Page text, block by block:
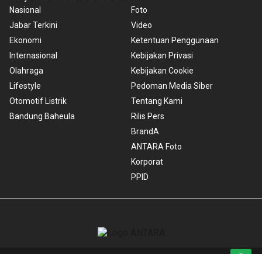
Nasional
Jabar Terkini
Ekonomi
Internasional
Olahraga
Lifestyle
Otomotif Listrik
Bandung Baheula
Foto
Video
Ketentuan Penggunaan
Kebijakan Privasi
Kebijakan Cookie
Pedoman Media Siber
Tentang Kami
Rilis Pers
BrandA
ANTARA Foto
Korporat
PPID